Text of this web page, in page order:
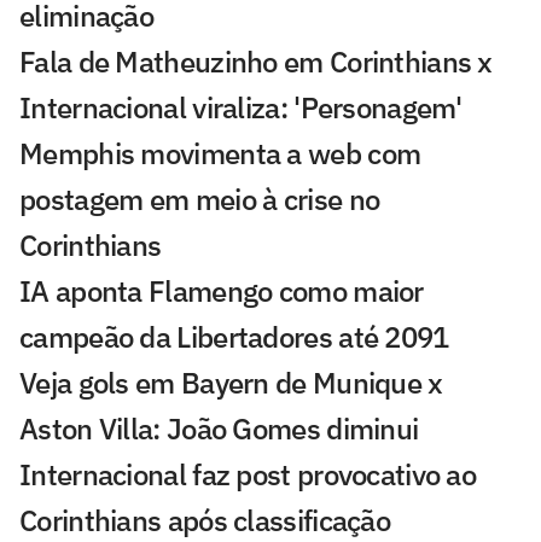
eliminação
Fala de Matheuzinho em Corinthians x
Internacional viraliza: 'Personagem'
Memphis movimenta a web com
postagem em meio à crise no
Corinthians
IA aponta Flamengo como maior
campeão da Libertadores até 2091
Veja gols em Bayern de Munique x
Aston Villa: João Gomes diminui
Internacional faz post provocativo ao
Corinthians após classificação